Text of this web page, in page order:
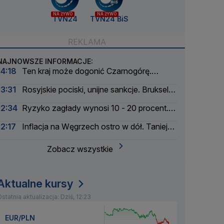
NA ŻYWO
TVN24
NA ŻYWO
TVN24 BiS
INFORMACJE:
Ten kraj może dogonić Czarnogórę.
Rosyjskie pociski, unijne sankcje. Bruksela
Ryzyko zagłady wynosi 10 - 20 procent.
Inflacja na Węgrzech ostro w dół. Tanieją
Zobacz wszystkie
kursy
aktualizacja: Dziś, 12:23
EUR/PLN